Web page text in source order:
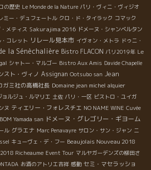
の歴史 Le Monde de la Nature パリ・ヴィニ・ヴィジオ
ミー・デュフェートル クロ・ド・タイラック コマック
メティス Sakurajima 2016 ドメーヌ・シャンベルタン
コレット リレール見本市 イヴォン・メトラ ドゥニ・
la Sénèchalière Bistro FLACON パリ2019年 Le
シャトー・マルゴー Bistro Aux Amis Davide Chapelle
スト・ヴィノ Assignan Ootsubo san Jean
ガミ社の高橋社長 Domaine jean michel alquier
ョルジュ・ルマリエ 土佐 パリ・一区 ビストロ・ユイガ
ヌ ティエリー・フォレスチエ NO NAME WINE Cuvée
BOM Yamada san ドメーヌ・グレゴリー・ギヨーム
ル グラエナ Marc Penavayre サロン・サン・ジャン ニ
キューヴェ・デ・フー Beaujolais Nouveau 2018
Richeaume Event Tour マルヤガーデンズの柳田さ
お酒のアトリエ吉祥 感動 セミ・マセラッショ